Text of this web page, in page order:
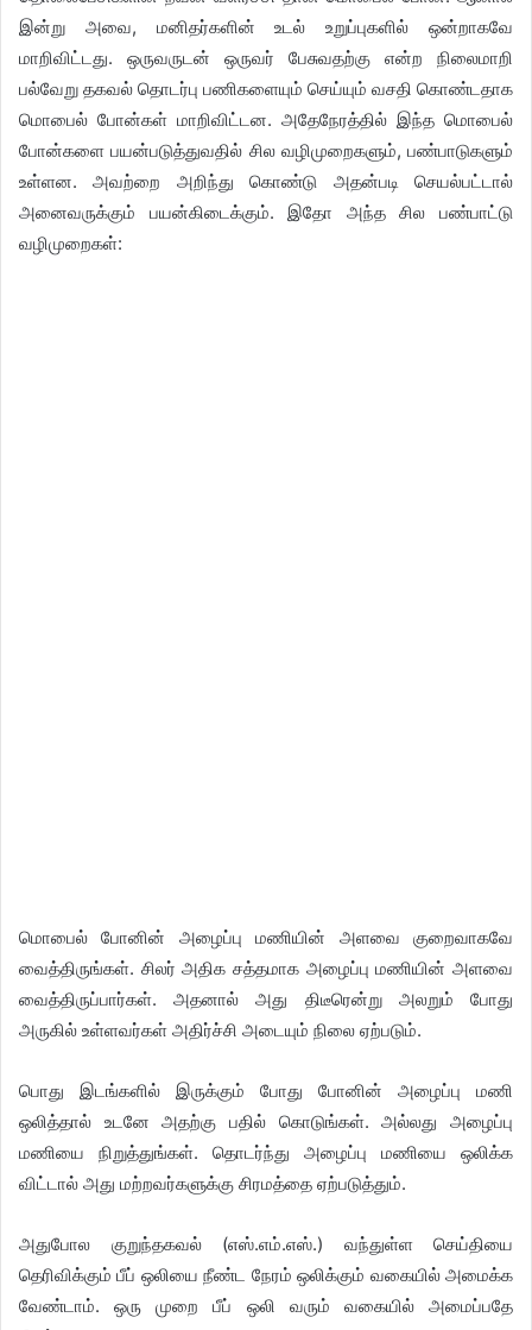
இன்று அவை, மனிதர்களின் உடல் உறுப்புகளில் ஒன்றாகவே
மாறிவிட்டது. ஒருவருடன் ஒருவர் பேசுவதற்கு என்ற நிலைமாறி
பல்வேறு தகவல் தொடர்பு பணிகளையும் செய்யும் வசதி கொண்டதாக
மொபைல் போன்கள் மாறிவிட்டன. அதேநேரத்தில் இந்த மொபைல்
போன்களை பயன்படுத்துவதில் சில வழிமுறைகளும், பண்பாடுகளும்
உள்ளன. அவற்றை அறிந்து கொண்டு அதன்படி செயல்பட்டால்
அனைவருக்கும் பயன்கிடைக்கும். இதோ அந்த சில பண்பாட்டு
வழிமுறைகள்:
மொபைல் போனின் அழைப்பு மணியின் அளவை குறைவாகவே
வைத்திருங்கள். சிலர் அதிக சத்தமாக அழைப்பு மணியின் அளவை
வைத்திருப்பார்கள். அதனால் அது திடீரென்று அலறும் போது
அருகில் உள்ளவர்கள் அதிர்ச்சி அடையும் நிலை ஏற்படும்.
பொது இடங்களில் இருக்கும் போது போனின் அழைப்பு மணி
ஒலித்தால் உடனே அதற்கு பதில் கொடுங்கள். அல்லது அழைப்பு
மணியை நிறுத்துங்கள். தொடர்ந்து அழைப்பு மணியை ஒலிக்க
விட்டால் அது மற்றவர்களுக்கு சிரமத்தை ஏற்படுத்தும்.
அதுபோல குறுந்தகவல் (எஸ்.எம்.எஸ்.) வந்துள்ள செய்தியை
தெரிவிக்கும் பீப் ஒலியை நீண்ட நேரம் ஒலிக்கும் வகையில் அமைக்க
வேண்டாம். ஒரு முறை பீப் ஒலி வரும் வகையில் அமைப்பதே